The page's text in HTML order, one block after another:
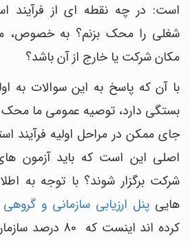
است: در چه نقطه ای از فرآیند
شغلی را محک بزنم؟ به خصوص،
مکان شرکت یا خارج از آن باشد؟
با آن که پاسخ به این سوالات به
بستگی دارد، توصیه عمومی ما محک
جای ممکن در مراحل اولیه فرآیند
اصلی این است که باید آزمون
شرکت برگزار شوند؟ با توجه به
هاییپنل ارزیابی سازمانی و
کرده اند اینست